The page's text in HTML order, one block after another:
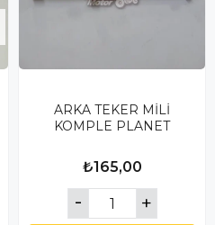
ARKA TEKER MİLİ
KOMPLE PLANET
₺165,00